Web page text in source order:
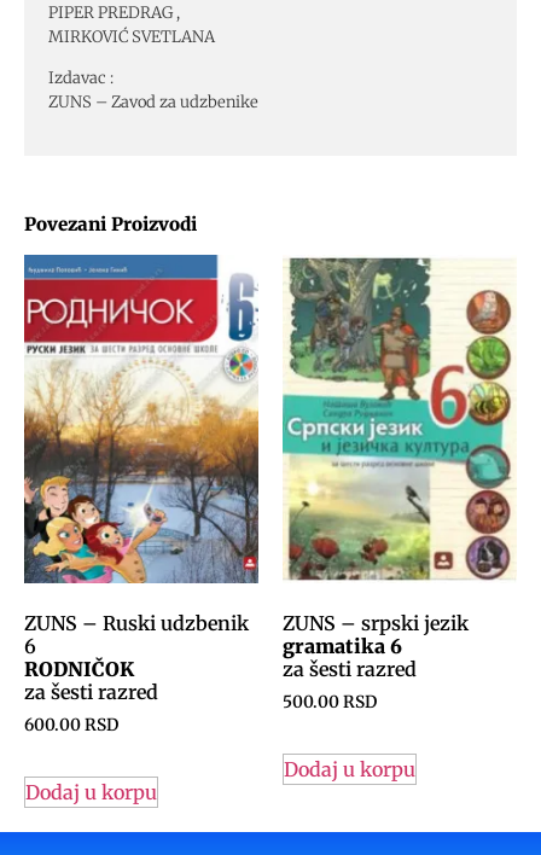
Povezani Proizvodi
ZUNS – Ruski udzbenik
6
RODNIČOK
za šesti razred
600.00RSD
Dodaj u korpu
ZUNS – srpski jezik
gramatika 6
za šesti razred
500.00RSD
Dodaj u korpu
PIPER PREDRAG ,
MIRKOVIĆ SVETLANA
Izdavac :
ZUNS – Zavod za udzbenike